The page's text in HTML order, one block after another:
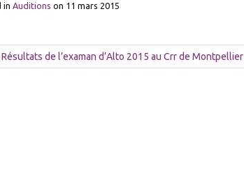
in Auditions on 11 mars 2015
de l’examan d’Alto 2015 au Crr de Montpellier